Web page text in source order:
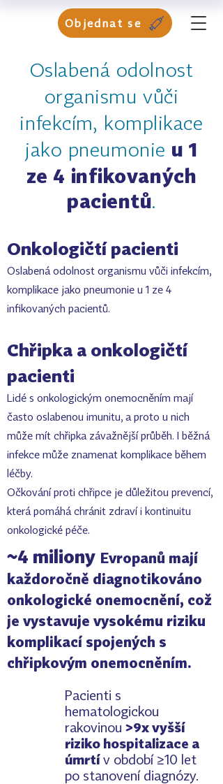
Objednat se
Oslabená odolnost
organismu vůči
infekcím, komplikace
jako pneumonie u 1
ze 4 infikovaných
pacientů.
Onkologičtí pacienti
Oslabená odolnost organismu vůči infekcím,
komplikace jako pneumonie u 1 ze 4
infikovaných pacientů.
Chřipka a onkologičtí
pacienti
Lidé s onkologickým onemocněním mají
často oslabenou imunitu, a proto u nich
může mít chřipka závažnější průběh. I běžná
infekce může znamenat komplikace během
léčby.
Očkování proti chřipce je důležitou prevencí,
která pomáhá chránit zdraví i kontinuitu
onkologické péče.
~4 miliony Evropanů mají
každoročně diagnotikováno
onkologické onemocnění, což
je vystavuje vysokému riziku
komplikací spojených s
chřipkovým onemocněním.
Pacienti s
hematologickou
rakovinou >9x vyšší
riziko hospitalizace a
úmrtív období ≥10 let
po stanovení diagnózy.